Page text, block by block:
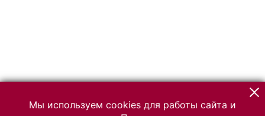
Мы используем cookies для работы сайта и